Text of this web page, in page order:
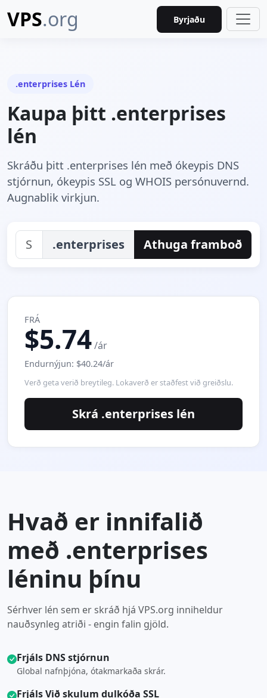
VPS.org Byrjaðu
.enterprises Lén
Kaupa þitt .enterprises
lén
Skráðu þitt .enterprises lén með ókeypis DNS
stjórnun, ókeypis SSL og WHOIS persónuvernd.
Augnablik virkjun.
.enterprises Athuga framboð
FRÁ
$5.74/ár
Endurnýjun: $40.24/ár
Verð geta verið breytileg. Lokaverð er staðfest við greiðslu.
Skrá .enterprises lén
Hvað er innifalið
með .enterprises
léninu þínu
Sérhver lén sem er skráð hjá VPS.org inniheldur
nauðsynleg atriði - engin falin gjöld.
Frjáls DNS stjórnun
Global nafnþjóna, ótakmarkaða skrár.
Frjáls Við skulum dulkóða SSL